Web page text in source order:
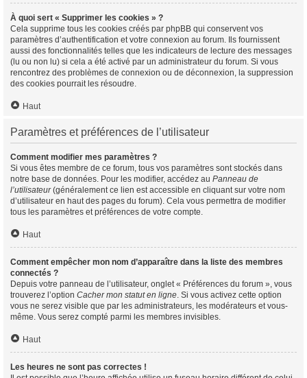
À quoi sert « Supprimer les cookies » ?
Cela supprime tous les cookies créés par phpBB qui conservent vos
paramètres d’authentification et votre connexion au forum. Ils fournissent
aussi des fonctionnalités telles que les indicateurs de lecture des messages
(lu ou non lu) si cela a été activé par un administrateur du forum. Si vous
rencontrez des problèmes de connexion ou de déconnexion, la suppression
des cookies pourrait les résoudre.
Haut
Paramètres et préférences de l’utilisateur
Comment modifier mes paramètres ?
Si vous êtes membre de ce forum, tous vos paramètres sont stockés dans
notre base de données. Pour les modifier, accédez au Panneau de
l’utilisateur(généralement ce lien est accessible en cliquant sur votre nom
d’utilisateur en haut des pages du forum). Cela vous permettra de modifier
tous les paramètres et préférences de votre compte.
Haut
Comment empêcher mon nom d’apparaître dans la liste des membres
connectés ?
Depuis votre panneau de l’utilisateur, onglet « Préférences du forum », vous
trouverez l’option Cacher mon statut en ligne. Si vous activez cette option
vous ne serez visible que par les administrateurs, les modérateurs et vous-
même. Vous serez compté parmi les membres invisibles.
Haut
Les heures ne sont pas correctes !